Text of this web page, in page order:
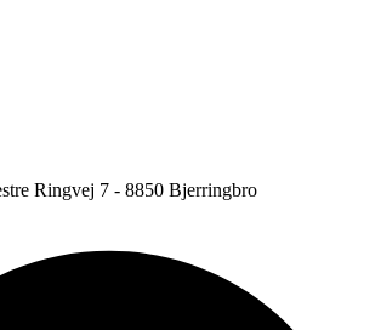
Ringvej 7 - 8850 Bjerringbro